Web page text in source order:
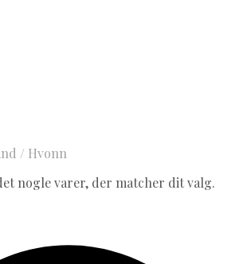
/ Hvonn
nogle varer, der matcher dit valg.